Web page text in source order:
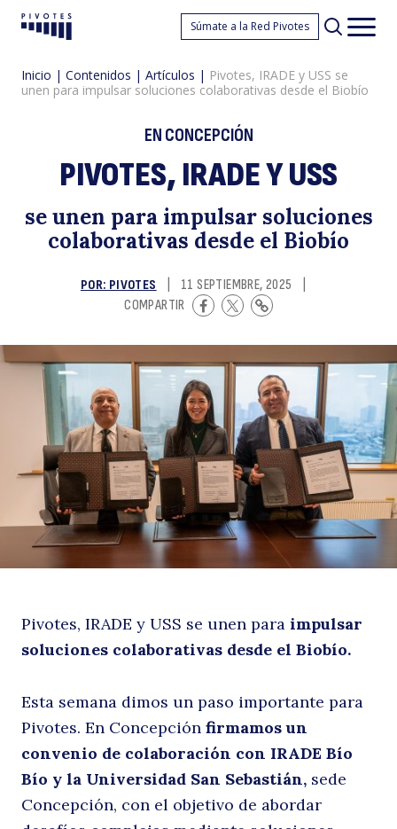
y
Pivotes Súmate a la Red Pivotes
Inicio | Contenidos | Artículos | Pivotes, IRADE y USS se
unen para impulsar soluciones colaborativas desde el Biobío
EN CONCEPCIÓN
PIVOTES, IRADE Y USS
se unen para impulsar soluciones
colaborativas desde el Biobío
POR: PIVOTES 11 SEPTIEMBRE, 2025
COMPARTIR
Pivotes, IRADE y USS se unen para impulsar
soluciones colaborativas desde el Biobío.
Esta semana dimos un paso importante para
Pivotes. En Concepción firmamos un
convenio de colaboración con IRADE Bío
Bío y la Universidad San Sebastián, sede
Concepción, con el objetivo de abordar